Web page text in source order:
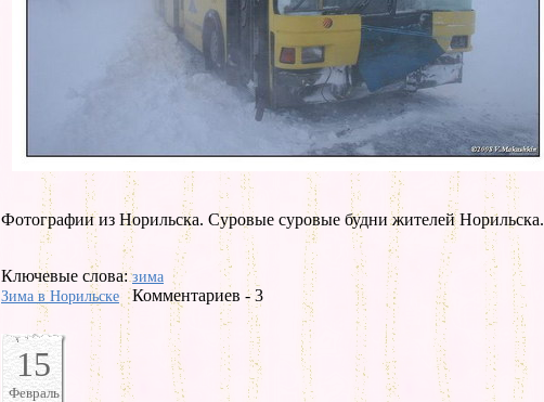
Фотографии из Норильска. Суровые суровые будни жителей Норильска.
Ключевые слова:зима
Зима в Норильске
Комментариев - 3
15
Февраль